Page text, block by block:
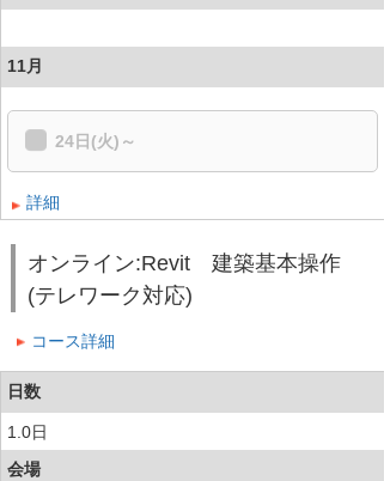
11月
24日(火)～
詳細
オンライン:Revit 建築基本操作
(テレワーク対応)
コース詳細
日数
1.0日
会場